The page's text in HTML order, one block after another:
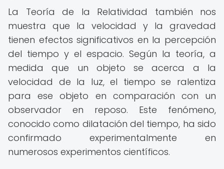
La Teoría de la Relatividad también nos
muestra que la velocidad y la gravedad
tienen efectos significativos en la percepción
del tiempo y el espacio. Según la teoría, a
medida que un objeto se acerca a la
velocidad de la luz, el tiempo se ralentiza
para ese objeto en comparación con un
observador en reposo. Este fenómeno,
conocido como dilatación del tiempo, ha sido
confirmado experimentalmente en
numerosos experimentos científicos.